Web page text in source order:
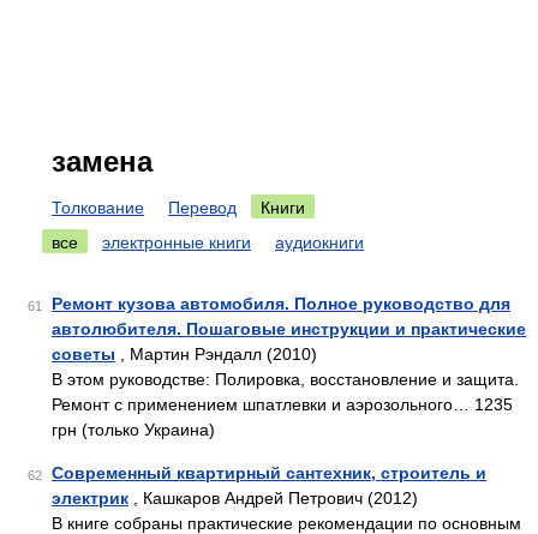
замена
Толкование Перевод
Книги
все
электронные книги аудиокниги
61
Ремонт кузова автомобиля. Полное руководство для
автолюбителя. Пошаговые инструкции и практические
советы , Мартин Рэндалл (2010)
В этом руководстве: Полировка, восстановление и защита.
Ремонт с применением шпатлевки и аэрозольного… 1235
грн (только Украина)
62
Современный квартирный сантехник, строитель и
электрик , Кашкаров Андрей Петрович (2012)
В книге собраны практические рекомендации по основным